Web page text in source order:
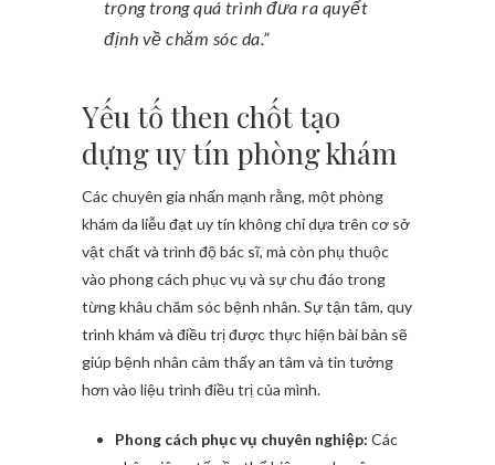
trọng trong quá trình đưa ra quyết
định về chăm sóc da.”
Yếu tố then chốt tạo
dựng uy tín phòng khám
Các chuyên gia nhấn mạnh rằng, một phòng
khám da liễu đạt uy tín không chỉ dựa trên cơ sở
vật chất và trình độ bác sĩ, mà còn phụ thuộc
vào phong cách phục vụ và sự chu đáo trong
từng khâu chăm sóc bệnh nhân. Sự tận tâm, quy
trình khám và điều trị được thực hiện bài bản sẽ
giúp bệnh nhân cảm thấy an tâm và tin tưởng
hơn vào liệu trình điều trị của mình.
Phong cách phục vụ chuyên nghiệp: Các